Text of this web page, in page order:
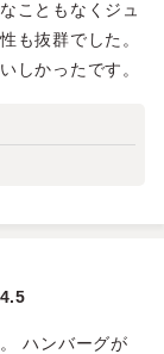
こともなくジュ
も抜群でした。
しかったです。
4.5
ハンバーグが